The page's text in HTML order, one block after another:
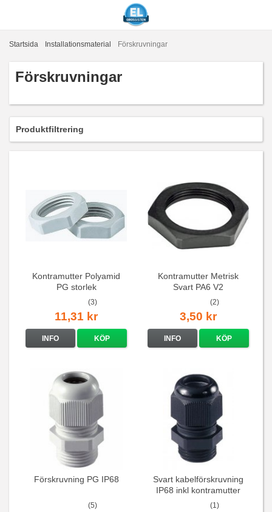
Startsida Installationsmaterial Förskruvningar
Förskruvningar
Produktfiltrering
Kontramutter Polyamid
PG storlek
(3)
11,31 kr
INFO KÖP
Kontramutter Metrisk
Svart PA6 V2
(2)
3,50 kr
INFO KÖP
Förskruvning PG IP68
(5)
Svart kabelförskruvning
IP68 inkl kontramutter
(1)